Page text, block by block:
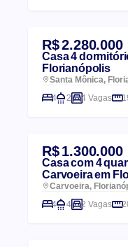
R$ 2.280.000
Casa 4
Florianópolis
Santa Mônica,
4
2 4 Vagas
R$ 1.300.000
Casa com 4
Carvoeira em
Carvoeira,
4
4 2 Vagas